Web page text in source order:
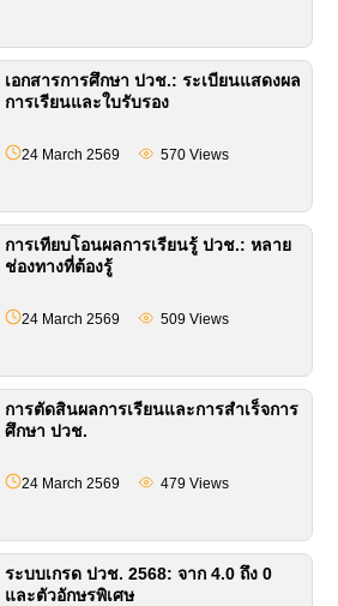
เอกสารการศึกษา ปวช.: ระเบียนแสดงผล
การเรียนและใบรับรอง
24 March 2569 570 Views
การเทียบโอนผลการเรียนรู้ ปวช.: หลาย
ช่องทางที่ต้องรู้
24 March 2569 509 Views
การตัดสินผลการเรียนและการสำเร็จการ
ศึกษา ปวช.
24 March 2569 479 Views
ระบบเกรด ปวช. 2568: จาก 4.0 ถึง 0
และตัวอักษรพิเศษ